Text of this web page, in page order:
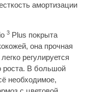
амортизации
3 Plus покрыта
она прочная
регулируется
роста. В большой
необходимое,